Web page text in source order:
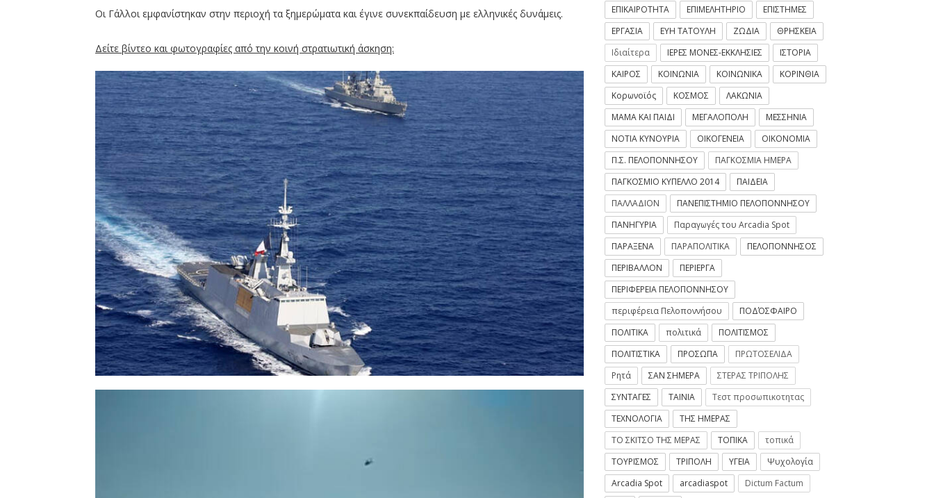
Οι Γάλλοι εμφανίστηκαν στην περιοχή τα ξημερώματα και έγινε συνεκπαίδευση με ελληνικές δυνάμεις.
Δείτε βίντεο και φωτογραφίες από την κοινή στρατιωτική άσκηση:
ΕΠΙΚΑΙΡΟΤΗΤΑ
ΕΠΙΜΕΛΗΤΗΡΙΟ
ΕΠΙΣΤΗΜΕΣ
ΕΡΓΑΣΙΑ
ΕΥΗ ΤΑΤΟΥΛΗ ΖΩΔΙΑ
ΘΡΗΣΚΕΙΑ
Ιδιαίτερα
ΙΕΡΕΣ ΜΟΝΕΣ-ΕΚΚΛΗΣΙΕΣ
ΙΣΤΟΡΙΑ
ΚΑΙΡΟΣ
ΚΟΙΝΩΝΙΑ ΚΟΙΝΩΝΙΚΑ
ΚΟΡΙΝΘΙΑ
Κορωνοϊός
ΚΟΣΜΟΣ
ΛΑΚΩΝΙΑ
ΜΑΜΑ ΚΑΙ ΠΑΙΔΙ
ΜΕΓΑΛΟΠΟΛΗ
ΜΕΣΣΗΝΙΑ
ΝΟΤΙΑ ΚΥΝΟΥΡΙΑ
ΟΙΚΟΓΕΝΕΙΑ
ΟΙΚΟΝΟΜΙΑ
Π.Σ. ΠΕΛΟΠΟΝΝΗΣΟΥ
ΠΑΓΚΟΣΜΙΑ ΗΜΕΡΑ
ΠΑΓΚΟΣΜΙΟ ΚΥΠΕΛΛΟ 2014
ΠΑΙΔΕΙΑ
ΠΑΛΛΑΔΙΟΝ
ΠΑΝΕΠΙΣΤΗΜΙΟ ΠΕΛΟΠΟΝΝΗΣΟΥ
ΠΑΝΗΓΥΡΙΑ
Παραγωγές του Arcadia Spot
ΠΑΡΑΞΕΝΑ
ΠΑΡΑΠΟΛΙΤΙΚΑ
ΠΕΛΟΠΟΝΝΗΣΟΣ
ΠΕΡΙΒΑΛΛΟΝ
ΠΕΡΙΕΡΓΑ
ΠΕΡΙΦΕΡΕΙΑ ΠΕΛΟΠΟΝΝΗΣΟΥ
περιφέρεια Πελοποννήσου
ΠΟΔΌΣΦΑΙΡΟ
ΠΟΛΙΤΙΚΑ
πολιτικά
ΠΟΛΙΤΙΣΜΟΣ
ΠΟΛΙΤΙΣΤΙΚΑ
ΠΡΟΣΩΠΑ
ΠΡΩΤΟΣΕΛΙΔΑ
Ρητά
ΣΑΝ ΣΗΜΕΡΑ
ΣΤΕΡΑΣ ΤΡΙΠΟΛΗΣ
ΣΥΝΤΑΓΕΣ
ΤΑΙΝΙΑ
Τεστ προσωπικοτητας
ΤΕΧΝΟΛΟΓΙΑ
ΤΗΣ ΗΜΕΡΑΣ
ΤΟ ΣΚΙΤΣΟ ΤΗΣ ΜΕΡΑΣ
ΤΟΠΙΚΑ
τοπικά
ΤΟΥΡΙΣΜΟΣ
ΤΡΙΠΟΛΗ ΥΓΕΙΑ
Ψυχολογία
Arcadia Spot
arcadiaspot Dictum Factum